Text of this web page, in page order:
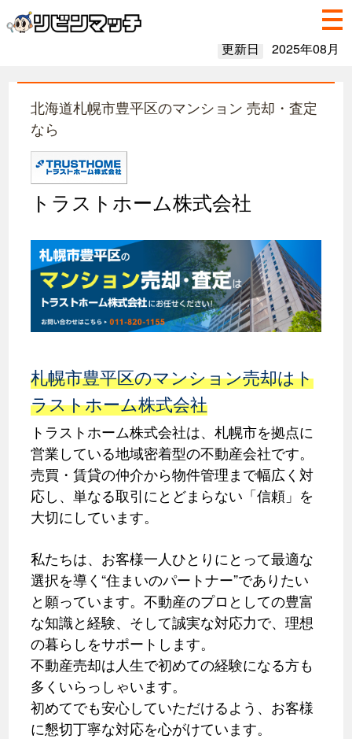
更新日 2025年08月
北海道札幌市豊平区のマンション 売却・査定
なら
トラストホーム株式会社
札幌市豊平区のマンション売却はト
ラストホーム株式会社
トラストホーム株式会社は、札幌市を拠点に
営業している地域密着型の不動産会社です。
売買・賃貸の仲介から物件管理まで幅広く対
応し、単なる取引にとどまらない「信頼」を
大切にしています。
私たちは、お客様一人ひとりにとって最適な
選択を導く“住まいのパートナー”でありたい
と願っています。不動産のプロとしての豊富
な知識と経験、そして誠実な対応力で、理想
の暮らしをサポートします。
不動産売却は人生で初めての経験になる方も
多くいらっしゃいます。
初めてでも安心していただけるよう、お客様
に懇切丁寧な対応を心がけています。